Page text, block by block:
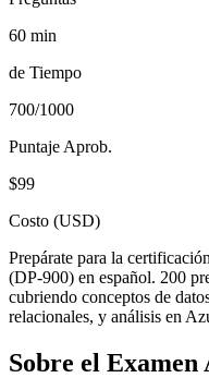
60 min
de Tiempo
700/1000
Puntaje Aprob.
$99
Costo (USD)
Prepárate para la
(DP-900) en español. 200
cubriendo conceptos de
relacionales, y análisis en
Sobre el Examen